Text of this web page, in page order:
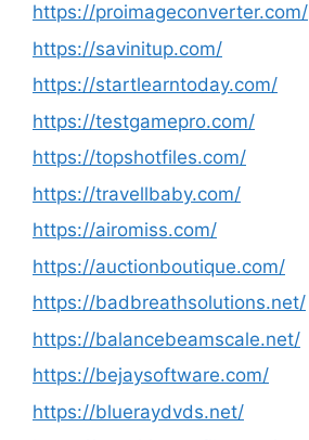
https://proimageconverter.com/
https://savinitup.com/
https://startlearntoday.com/
https://testgamepro.com/
https://topshotfiles.com/
https://travellbaby.com/
https://airomiss.com/
https://auctionboutique.com/
https://badbreathsolutions.net/
https://balancebeamscale.net/
https://bejaysoftware.com/
https://blueraydvds.net/